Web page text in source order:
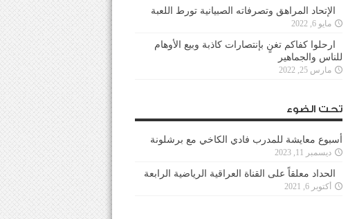
الإتحاد المراهق وتصرفاته الصبيانية تورط اللعبة
مايو 6, 2022
ارحلوا كفاكم تغنٍ بإنتصارات كاذبة وبيع الأوهام
للناس والجماهير
مارس 25, 2022
تحت الضوء
أسبوع معايشة للمدرب فادي الكاخي مع برشلونة
ديسمبر 11, 2023
الحداد معلقاً على القناة العراقية الرياضية الرابعة
أكتوبر 6, 2021